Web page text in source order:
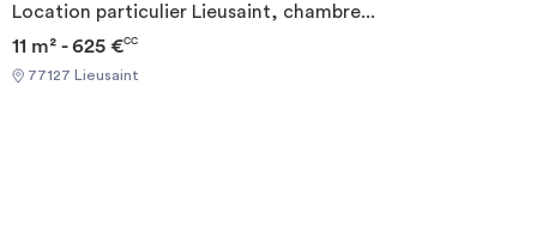
Location particulier Lieusaint, chambre...
11 m² - 625 €CC
77127 Lieusaint